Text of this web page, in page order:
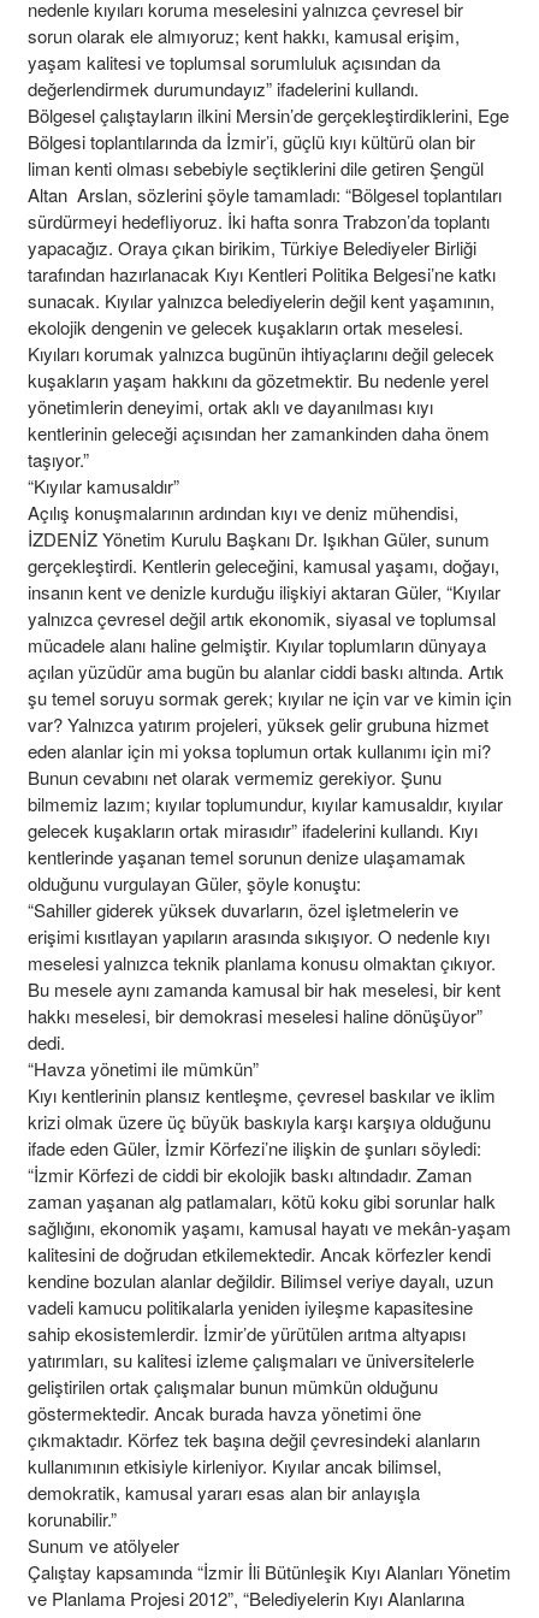
nedenle kıyıları koruma meselesini yalnızca çevresel bir
sorun olarak ele almıyoruz; kent hakkı, kamusal erişim,
yaşam kalitesi ve toplumsal sorumluluk açısından da
değerlendirmek durumundayız” ifadelerini kullandı.
Bölgesel çalıştayların ilkini Mersin’de gerçekleştirdiklerini, Ege
Bölgesi toplantılarında da İzmir’i, güçlü kıyı kültürü olan bir
liman kenti olması sebebiyle seçtiklerini dile getiren Şengül
Altan Arslan, sözlerini şöyle tamamladı: “Bölgesel toplantıları
sürdürmeyi hedefliyoruz. İki hafta sonra Trabzon’da toplantı
yapacağız. Oraya çıkan birikim, Türkiye Belediyeler Birliği
tarafından hazırlanacak Kıyı Kentleri Politika Belgesi’ne katkı
sunacak. Kıyılar yalnızca belediyelerin değil kent yaşamının,
ekolojik dengenin ve gelecek kuşakların ortak meselesi.
Kıyıları korumak yalnızca bugünün ihtiyaçlarını değil gelecek
kuşakların yaşam hakkını da gözetmektir. Bu nedenle yerel
yönetimlerin deneyimi, ortak aklı ve dayanılması kıyı
kentlerinin geleceği açısından her zamankinden daha önem
taşıyor.”
“Kıyılar kamusaldır”
Açılış konuşmalarının ardından kıyı ve deniz mühendisi,
İZDENİZ Yönetim Kurulu Başkanı Dr. Işıkhan Güler, sunum
gerçekleştirdi. Kentlerin geleceğini, kamusal yaşamı, doğayı,
insanın kent ve denizle kurduğu ilişkiyi aktaran Güler, “Kıyılar
yalnızca çevresel değil artık ekonomik, siyasal ve toplumsal
mücadele alanı haline gelmiştir. Kıyılar toplumların dünyaya
açılan yüzüdür ama bugün bu alanlar ciddi baskı altında. Artık
şu temel soruyu sormak gerek; kıyılar ne için var ve kimin için
var? Yalnızca yatırım projeleri, yüksek gelir grubuna hizmet
eden alanlar için mi yoksa toplumun ortak kullanımı için mi?
Bunun cevabını net olarak vermemiz gerekiyor. Şunu
bilmemiz lazım; kıyılar toplumundur, kıyılar kamusaldır, kıyılar
gelecek kuşakların ortak mirasıdır” ifadelerini kullandı. Kıyı
kentlerinde yaşanan temel sorunun denize ulaşamamak
olduğunu vurgulayan Güler, şöyle konuştu:
“Sahiller giderek yüksek duvarların, özel işletmelerin ve
erişimi kısıtlayan yapıların arasında sıkışıyor. O nedenle kıyı
meselesi yalnızca teknik planlama konusu olmaktan çıkıyor.
Bu mesele aynı zamanda kamusal bir hak meselesi, bir kent
hakkı meselesi, bir demokrasi meselesi haline dönüşüyor”
dedi.
“Havza yönetimi ile mümkün”
Kıyı kentlerinin plansız kentleşme, çevresel baskılar ve iklim
krizi olmak üzere üç büyük baskıyla karşı karşıya olduğunu
ifade eden Güler, İzmir Körfezi’ne ilişkin de şunları söyledi:
“İzmir Körfezi de ciddi bir ekolojik baskı altındadır. Zaman
zaman yaşanan alg patlamaları, kötü koku gibi sorunlar halk
sağlığını, ekonomik yaşamı, kamusal hayatı ve mekân-yaşam
kalitesini de doğrudan etkilemektedir. Ancak körfezler kendi
kendine bozulan alanlar değildir. Bilimsel veriye dayalı, uzun
vadeli kamucu politikalarla yeniden iyileşme kapasitesine
sahip ekosistemlerdir. İzmir’de yürütülen arıtma altyapısı
yatırımları, su kalitesi izleme çalışmaları ve üniversitelerle
geliştirilen ortak çalışmalar bunun mümkün olduğunu
göstermektedir. Ancak burada havza yönetimi öne
çıkmaktadır. Körfez tek başına değil çevresindeki alanların
kullanımının etkisiyle kirleniyor. Kıyılar ancak bilimsel,
demokratik, kamusal yararı esas alan bir anlayışla
korunabilir.”
Sunum ve atölyeler
Çalıştay kapsamında “İzmir İli Bütünleşik Kıyı Alanları Yönetim
ve Planlama Projesi 2012”, “Belediyelerin Kıyı Alanlarına